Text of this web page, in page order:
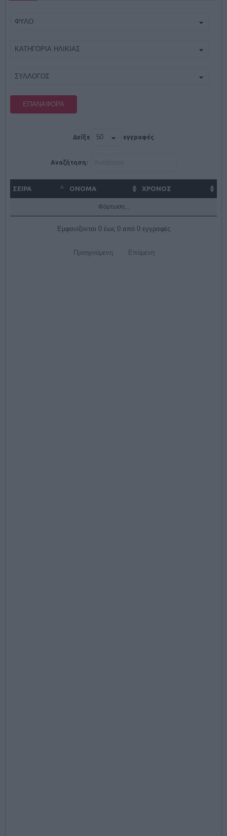
ΕΠΑΝΑΦΟΡΆ
Δείξε εγγραφές
Αναζήτηση:
ΣΕΙΡΑ ΌΝΟΜΑ ΧΡΟΝΟΣ
Φόρτωση...
Εμφανίζονται 0 έως 0 από 0 εγγραφές
Προηγούμενη Επόμενη